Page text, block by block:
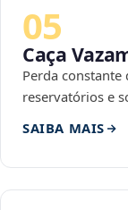
05
Caça
Perda
reservatórios e
SAIBA MAIS